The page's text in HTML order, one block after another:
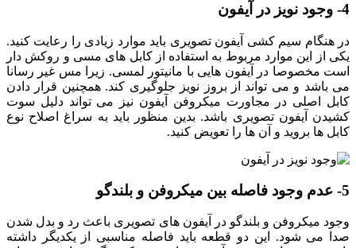
4- وجود نویز در آیفون
در هنگام سیم کشی آیفون تصویری باید موارد زیادی را رعایت کنید.
یکی از این موارد مربوط به استفاده از کابل های مسی و روکش دار
است مخصوصا در آیفون هایی با مانیتور لمسی. زیرا مس غیر رسانا
می باشد و می تواند از بروز نویز جلوگیری کند. همچنین قرار دادن
کابل اصلی در مجاورت میکروفن آیفون نیز می تواند دلیل سوت
کشیدن آیفون تصویری باشد. بدین منظور باید به سراغ اصلاح نوع
کابل ها بروید و آن ها را تعویض کنید.
5- عدم وجود فاصله بین میکروفن و بلندگو
وجود میکروفن و بلندگو در آیفون های تصویری باعث رد و بدل شدن
صدا می شود. این دو قطعه باید فاصله مناسبی از یکدیگر داشته